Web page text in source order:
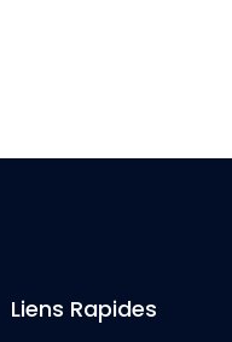
Liens Rapides